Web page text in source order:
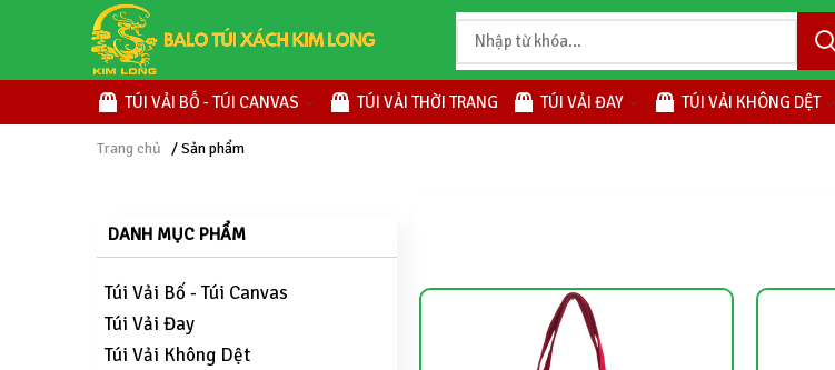
TÚI VẢI BỐ - TÚI CANVAS TÚI VẢI THỜI TRANG TÚI VẢI ĐAY TÚI VẢI KHÔNG DỆT
Trang chủ / Sản phẩm
DANH MỤC PHẨM
Túi Vải Bố - Túi Canvas
Túi Vải Đay
Túi Vải Không Dệt